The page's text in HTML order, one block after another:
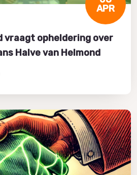
APR
vraagt opheldering over
Halve van Helmond